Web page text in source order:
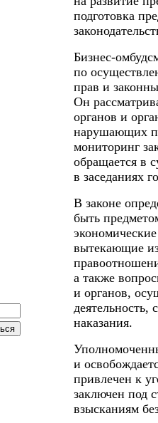
подготовка
Бизнес-
по
прав и
Он
органов и
нарушающих
мониторинг
обращается в
в заседаниях
В законе
быть
вытекающие
а также
и органов,
деятельность,
наказания.
и
привлечен к
заключен под
взысканиям